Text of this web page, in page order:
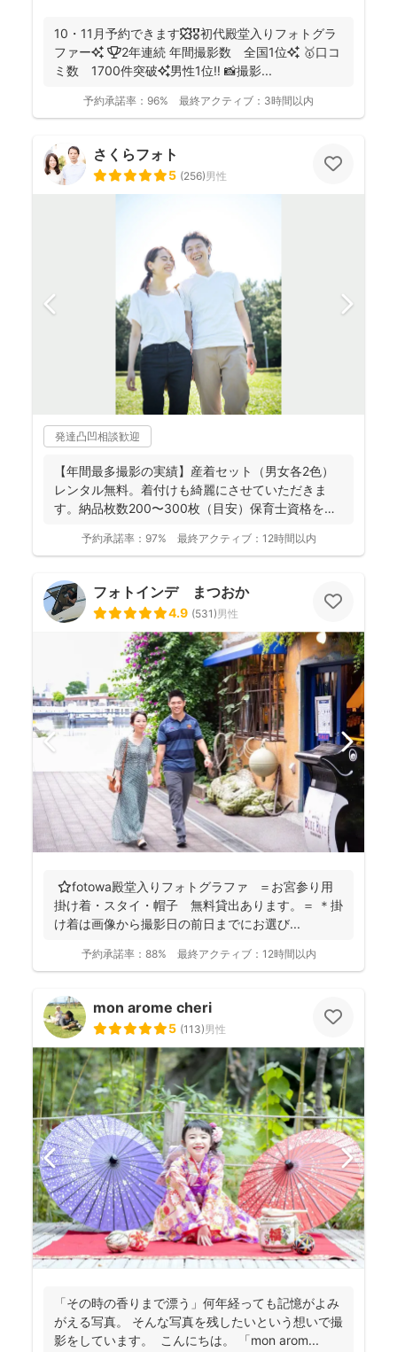
10・11月予約できます🍁🎖初代殿堂入りフォトグラ
ファー✨ 🏆2年連続 年間撮影数 全国1位✨ 🥇口コ
ミ数 1700件突破✨男性1位‼️ 📸撮影...
予約承諾率： 96% 最終アクティブ： 3時間以内
さくらフォト
5 (256)男性
発達凸凹相談歓迎
【年間最多撮影の実績】産着セット（男女各2色）
レンタル無料。着付けも綺麗にさせていただきま
す。納品枚数200〜300枚（目安）保育士資格を持
予約承諾率： 97% 最終アクティブ： 12時間以内
フォトインデ まつおか
4.9 (531)男性
⭐️fotowa殿堂入りフォトグラファ ＝お宮参り用
掛け着・スタイ・帽子 無料貸出あります。＝ ＊掛
け着は画像から撮影日の前日までにお選び...
予約承諾率： 88% 最終アクティブ： 12時間以内
mon arome cheri
5 (113)男性
「その時の香りまで漂う」何年経っても記憶がよみ
がえる写真。 そんな写真を残したいという想いで撮
影をしています。 こんにちは。 「mon arom...